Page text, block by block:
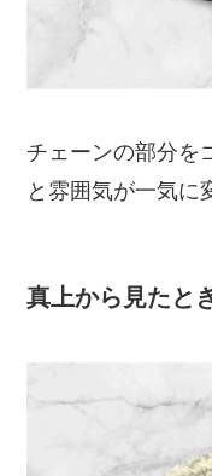
チェーンの部分を
と雰囲気が一気に
真上から見たと